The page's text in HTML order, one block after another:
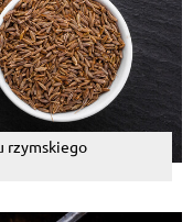
I W 20
zawsze
się".
Odpowiedz
rzymskiego